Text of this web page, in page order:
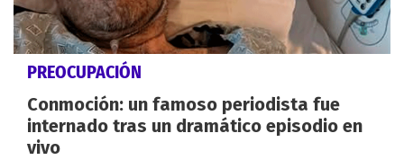
PREOCUPACIÓN
Conmoción: un famoso periodista fue
internado tras un dramático episodio en
vivo